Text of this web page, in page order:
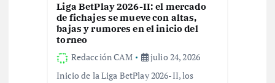
Liga BetPlay 2026-II: el mercado
de fichajes se mueve con altas,
bajas y rumores en el inicio del
torneo
Redacción CAM
julio 24, 2026
Inicio de la Liga BetPlay 2026-II, los